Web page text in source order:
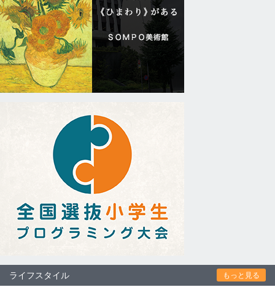
ライフスタイル もっと見る